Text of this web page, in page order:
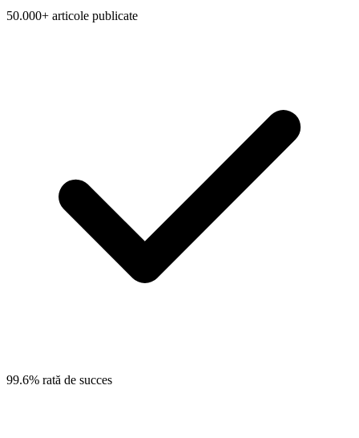
50.000+ articole publicate
99.6% rată de succes